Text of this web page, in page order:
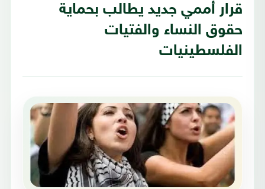
قرار أممي جديد يطالب بحماية
حقوق النساء والفتيات
الفلسطينيات